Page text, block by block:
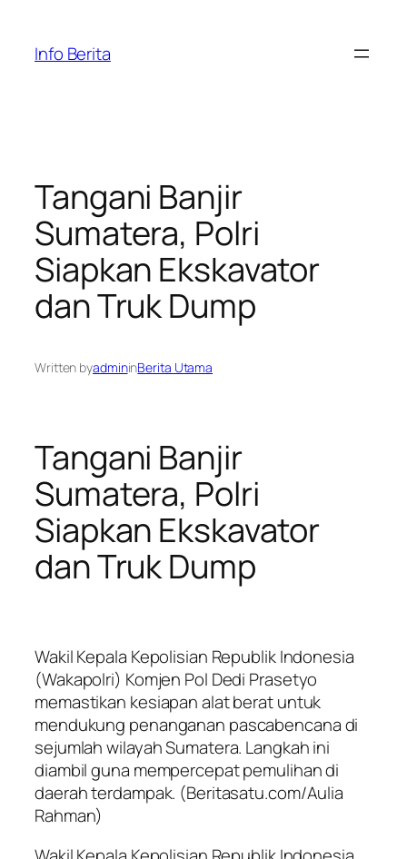
content
Info Berita
Tangani Banjir
Sumatera, Polri
Siapkan Ekskavator
dan Truk Dump
Written byadmininBerita Utama
Tangani Banjir
Sumatera, Polri
Siapkan Ekskavator
dan Truk Dump
Wakil Kepala Kepolisian Republik Indonesia
(Wakapolri) Komjen Pol Dedi Prasetyo
memastikan kesiapan alat berat untuk
mendukung penanganan pascabencana di
sejumlah wilayah Sumatera. Langkah ini
diambil guna mempercepat pemulihan di
daerah terdampak. (Beritasatu.com/Aulia
Rahman)